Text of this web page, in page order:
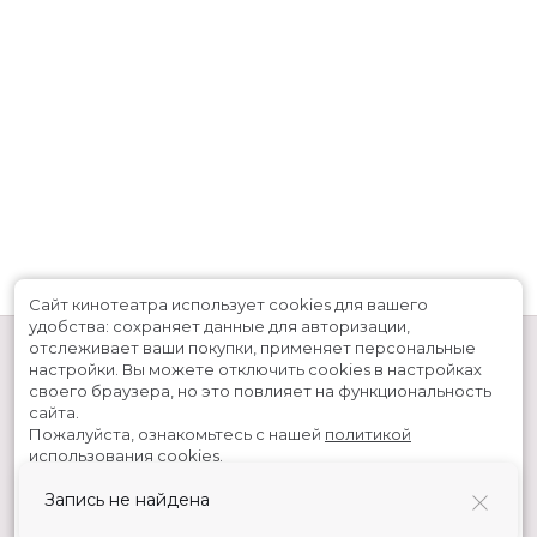
Запись не найдена
Скоро в кино
Сайт кинотеатра использует cookies для вашего
удобства: сохраняет данные для авторизации,
отслеживает ваши покупки, применяет персональные
настройки. Вы можете отключить cookies в настройках
своего браузера, но это повлияет на функциональность
сайта.
Пожалуйста, ознакомьтесь с нашей политикой
использования cookies